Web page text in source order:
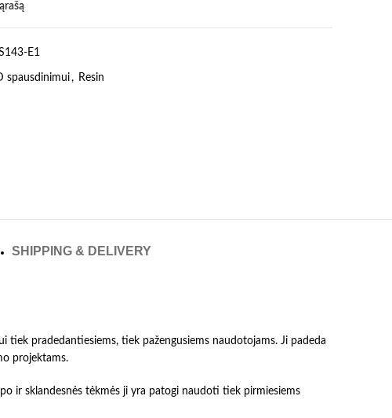
E1
spausdinimui , Resin
SHIPPING & DELIVERY
pradedantiesiems, tiek pažengusiems naudotojams. Ji padeda
projektams.
ir sklandesnės tėkmės ji yra patogi naudoti tiek pirmiesiems